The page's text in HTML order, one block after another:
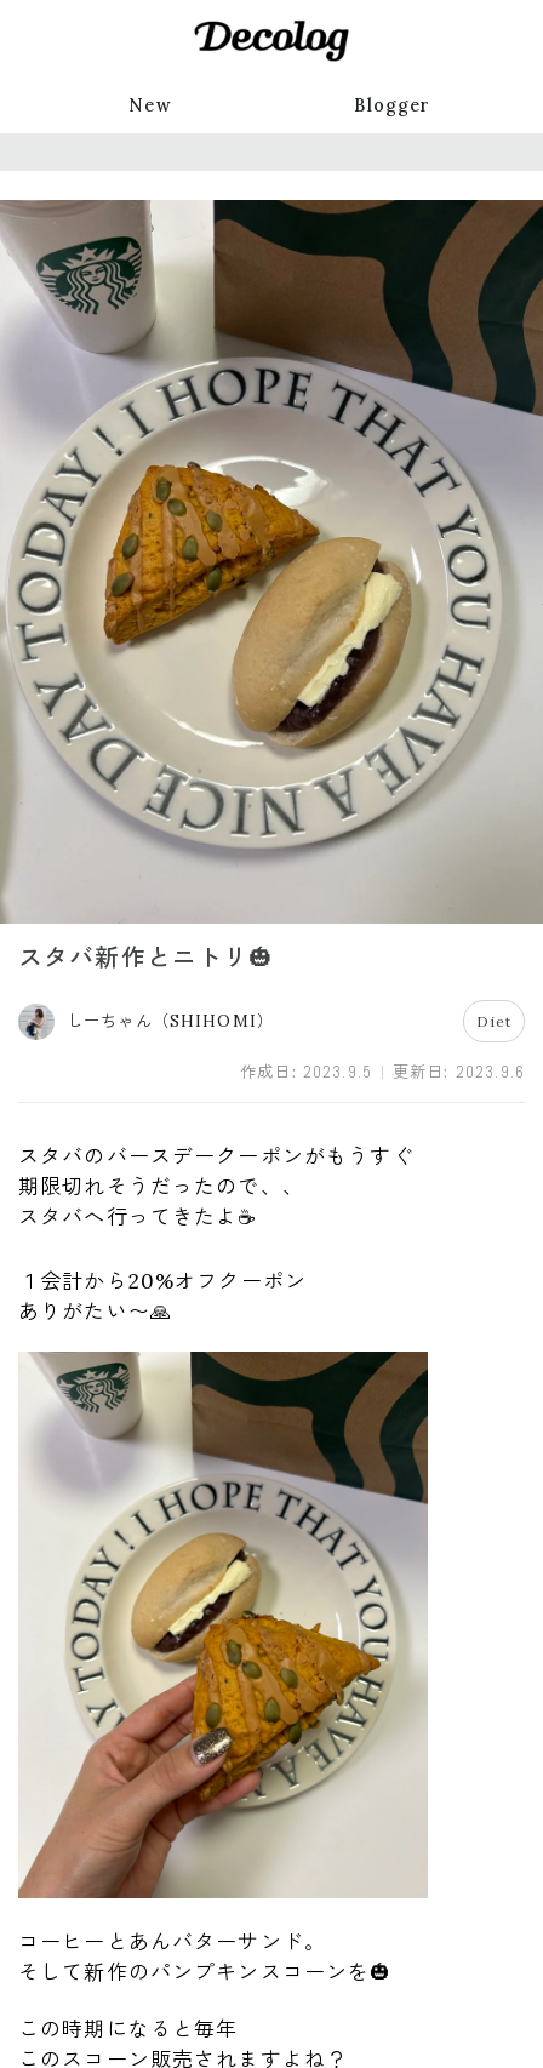
New Blogger
スタバ新作とニトリ🎃
しーちゃん（SHIHOMI） Diet
作成日: 2023.9.5 更新日: 2023.9.6
スタバのバースデークーポンがもうすぐ
期限切れそうだったので、、
スタバへ行ってきたよ☕️
１会計から20%オフクーポン
ありがたい〜🙏
コーヒーとあんバターサンド。
そして新作のパンプキンスコーンを🎃
この時期になると毎年
このスコーン販売されますよね？